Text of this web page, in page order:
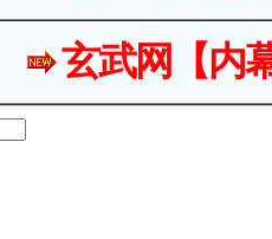
玄武网【内